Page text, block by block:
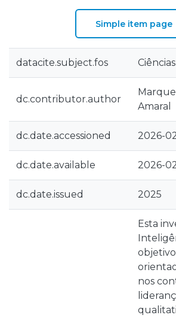
Simple item page
datacite.subject.fos
dc.contributor.author
Amaral
dc.date.accessioned 2026-
dc.date.available 2026-
dc.date.issued 2025
Esta
nos